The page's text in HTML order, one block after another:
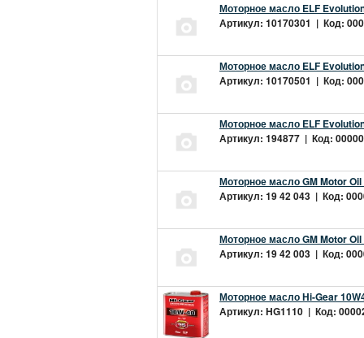
Моторное масло ELF
Артикул: 10170301 | Код:
Моторное масло ELF
Артикул: 10170501 | Код:
Моторное масло ELF
Артикул: 194877 | Код:
Моторное масло GM Motor Oil
Артикул: 19 42 043 | Код:
Моторное масло GM Motor
Артикул: 19 42 003 | Код:
Моторное масло Hi-Gear
Артикул: HG1110 | Код: